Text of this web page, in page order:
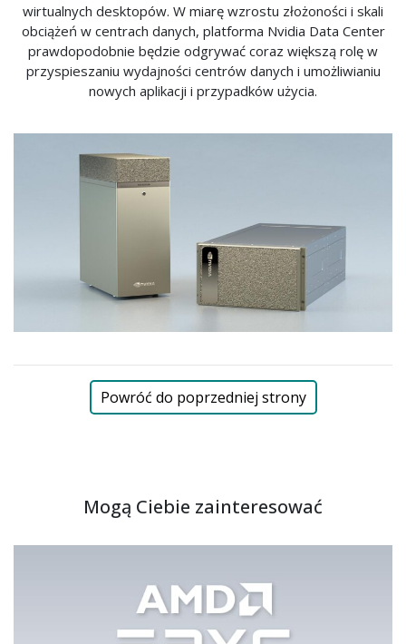
wirtualnych desktopów. W miarę wzrostu złożoności i skali
obciążeń w centrach danych, platforma Nvidia Data Center
prawdopodobnie będzie odgrywać coraz większą rolę w
przyspieszaniu wydajności centrów danych i umożliwianiu
nowych aplikacji i przypadków użycia.
Powróć do poprzedniej strony
Mogą Ciebie zainteresować